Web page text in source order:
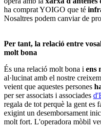
ha comprat YOIGO que té
Nosaltres podem canviar de
Per tant, la relació entre
molt bona
És una relació molt bona i ens
al·lucinat amb el nostre
veient que aquestes persones
per ser associats i associades
regala de tot perquè la gent es
exigint un desemborsament
molt fort. L'operadora mòbil